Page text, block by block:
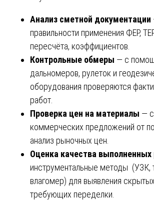
Анализ сметной документации
правильности применения ФЕР,
пересчёта, коэффициентов.
Контрольные обмеры — с
дальномеров, рулеток и
оборудования проверяются
работ.
Проверка цен на материалы —
коммерческих предложений от
анализ рыночных цен.
Оценка качества выполненных
инструментальные методы (УЗК,
влагомер) для выявления
требующих переделки.